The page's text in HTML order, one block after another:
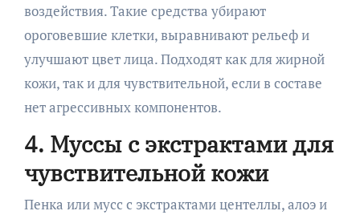
воздействия. Такие средства убирают
ороговевшие клетки, выравнивают рельеф и
улучшают цвет лица. Подходят как для жирной
кожи, так и для чувствительной, если в составе
нет агрессивных компонентов.
4. Муссы с экстрактами для
чувствительной кожи
Пенка или мусс с экстрактами центеллы, алоэ и